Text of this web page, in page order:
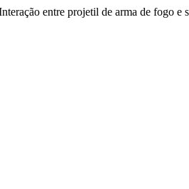
entre projetil de arma de fogo e